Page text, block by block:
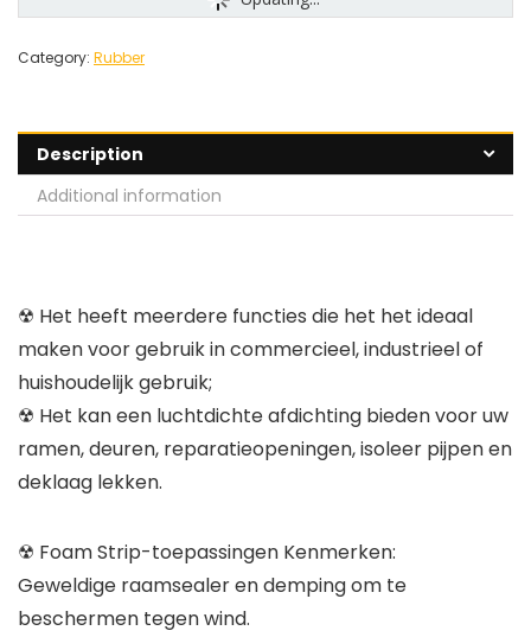
Category: Rubber
Description
Additional information
☢ Het heeft meerdere functies die het het ideaal
maken voor gebruik in commercieel, industrieel of
huishoudelijk gebruik;
☢ Het kan een luchtdichte afdichting bieden voor uw
ramen, deuren, reparatieopeningen, isoleer pijpen en
deklaag lekken.
☢ Foam Strip-toepassingen Kenmerken:
Geweldige raamsealer en demping om te
beschermen tegen wind.